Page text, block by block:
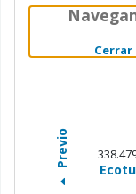
Previo